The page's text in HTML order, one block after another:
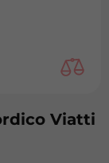
Viatti